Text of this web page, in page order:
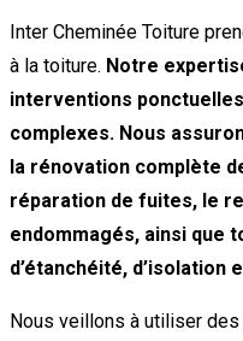
Inter Cheminée Toiture
à la toiture. Notre
interventions
complexes. Nous
la rénovation complète
réparation de fuites, le
endommagés, ainsi que
d’étanchéité, d’isolation
Nous veillons à utiliser